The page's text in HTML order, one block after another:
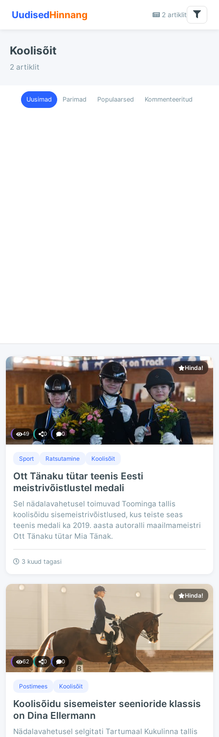
UudisedHinnang 2 artiklit
Koolisõit
2 artiklit
Uusimad Parimad Populaarsed Kommenteeritud
Hinda!
49 0 0
Sport Ratsutamine Koolisõit
Ott Tänaku tütar teenis Eesti
meistrivõistlustel medali
Sel nädalavahetusel toimuvad Toominga tallis
koolisõidu sisemeistrivõistlused, kus teiste seas
teenis medali ka 2019. aasta autoralli maailmameistri
Ott Tänaku tütar Mia Tänak.
3 kuud tagasi
Hinda!
62 0 0
Postimees Koolisõit
Koolisõidu sisemeister seenioride klassis
on Dina Ellermann
Nädalavahetusel selgitati Tartumaal Kukulinna tallis